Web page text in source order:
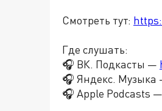
Смотреть тут:
Где слушать:
🎧 ВК. Подкасты —
🎧 Яндекс. Музыка
🎧 Apple Podcasts —